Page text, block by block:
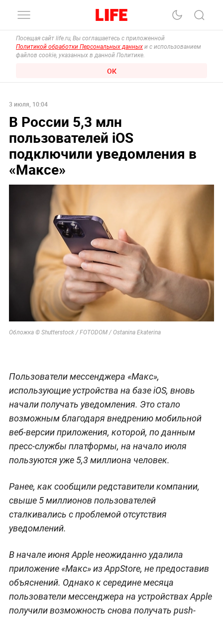
Посещая сайт life.ru, Вы соглашаетесь с приложенной
Политикой обработки Персональных данных и с использованием
файлов cookie, указанных в данной Политике.
ОК
3 июля, 10:04
В России 5,3 млн
пользователей iOS
подключили уведомления в
«Максе»
Обложка © Shutterstock / FOTODOM / Ostanina Ekaterina
Пользователи мессенджера «Макс»,
использующие устройства на базе iOS, вновь
начали получать уведомления. Это стало
возможным благодаря внедрению мобильной
веб-версии приложения, которой, по данным
пресс-службы платформы, на начало июля
пользуются уже 5,3 миллиона человек.
Ранее, как сообщили редставители компании,
свыше 5 миллионов пользователей
сталкивались с проблемой отсутствия
уведомлений.
В начале июня Apple неожиданно удалила
приложение «Макс» из AppStore, не предоставив
объяснений. Однако к середине месяца
пользователи мессенджера на устройствах Apple
получили возможность снова получать push-